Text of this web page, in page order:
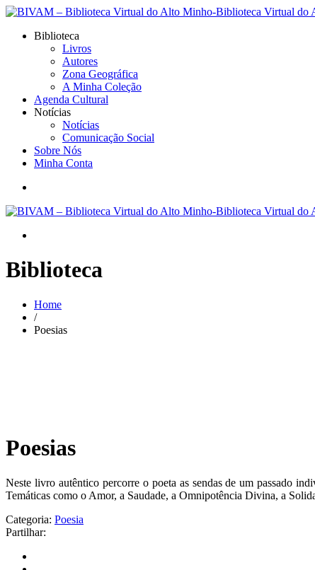
Biblioteca
Livros
Autores
Zona Geográfica
A Minha Coleção
Agenda Cultural
Notícias
Notícias
Comunicação Social
Sobre Nós
Minha Conta
Biblioteca
Home
/
Poesias
Poesias
Neste livro autêntico percorre o poeta as sendas de um passado
Temáticas como o Amor, a Saudade, a Omnipotência Divina, a
Categoria: Poesia
Partilhar: